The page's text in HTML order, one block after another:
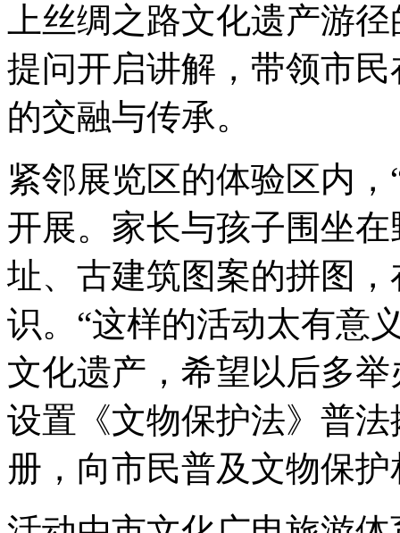
上丝绸之路文化遗产游
提问开启讲解，带领市
的交融与传承。
紧邻展览区的体验区内
开展。家长与孩子围坐
址、古建筑图案的拼图
识。“这样的活动太有意
文化遗产，希望以后多
设置《文物保护法》普
册，向市民普及文物保